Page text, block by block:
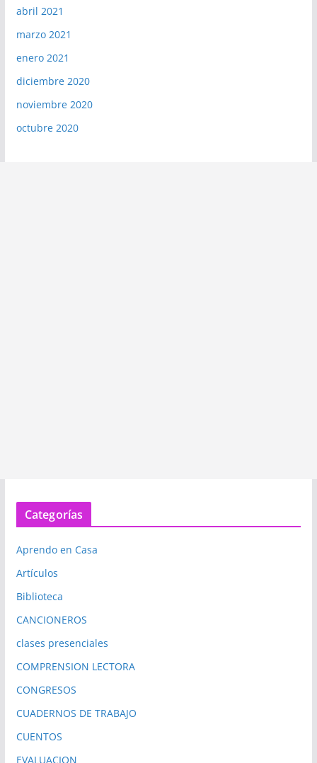
abril 2021
marzo 2021
enero 2021
diciembre 2020
noviembre 2020
octubre 2020
Categorías
Aprendo en Casa
Artículos
Biblioteca
CANCIONEROS
clases presenciales
COMPRENSION LECTORA
CONGRESOS
CUADERNOS DE TRABAJO
CUENTOS
EVALUACION